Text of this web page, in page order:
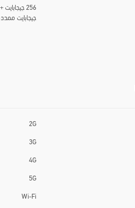
جيجابايت
2G
3G
4G
5G
Wi-Fi